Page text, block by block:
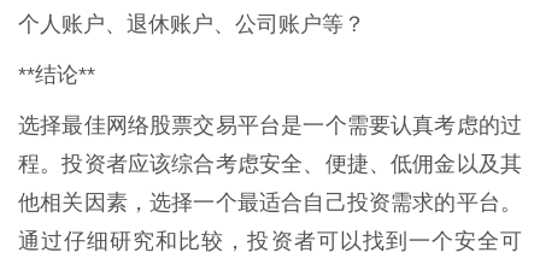
个人账户、退休账户、公司账户等？
**结论**
选择最佳网络股票交易平台是一个需要认真考虑的过
程。投资者应该综合考虑安全、便捷、低佣金以及其
他相关因素，选择一个最适合自己投资需求的平台。
通过仔细研究和比较，投资者可以找到一个安全可